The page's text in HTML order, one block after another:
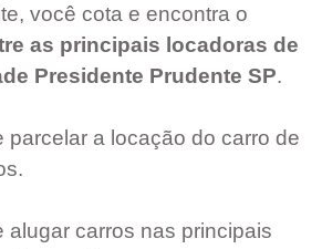
você cota e encontra o
as principais locadoras de
Presidente Prudente SP.
parcelar a locação do carro de
alugar carros nas principais